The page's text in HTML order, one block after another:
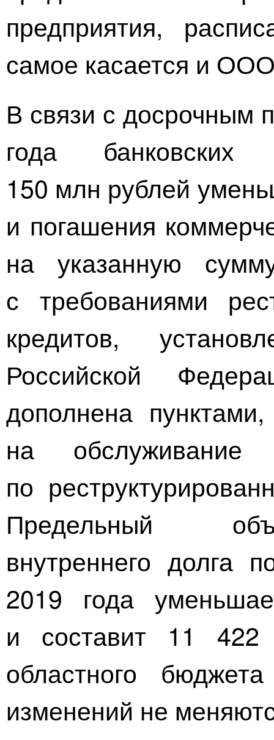
предприятия,
самое касается и ООО
В связи с досрочным
года
150 млн рублей
и погашения
на указанную
с требованиями
кредитов,
Российской
дополнена
на обслуживание
по
Предельный
внутреннего долга
2019 года
и составит 11
областного
изменений не